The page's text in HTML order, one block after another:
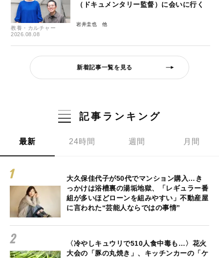
教養・カルチャー
2026.08.08
（ドキュメンタリー監督）に会いに行く
岩井圭也
新着記事一覧を見る
記事ランキング
最新 24時間 週間 月間
大久保佳代子が50代でマンション購入…き
っかけは浴槽裏の湯垢地獄、「レギュラー番
組が多いほどローンを組みやすい」不動産屋
に言われた“芸能人ならではの事情”
〈冷やしキュウリで510人食中毒も…〉花火
大会の「豚の丸焼き」、キッチンカーの「ケ